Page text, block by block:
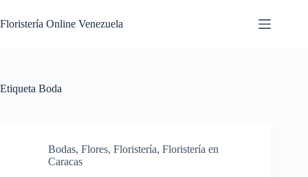
Floristería Online Venezuela
Etiqueta Boda
Bodas, Flores, Floristería, Floristería en
Caracas